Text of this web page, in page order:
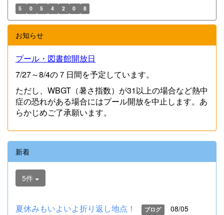
5 0 5 4 2 0 8
お知らせ
プール・図書館開放日
7/27～8/4の７日間を予定しています。
ただし、WBGT（暑さ指数）が31以上の場合など熱中
症の恐れがある場合にはプール開放を中止します。あ
らかじめご了承願います。
新着
5件
夏休みもいよいよ折り返し地点！ ブログ
08/05